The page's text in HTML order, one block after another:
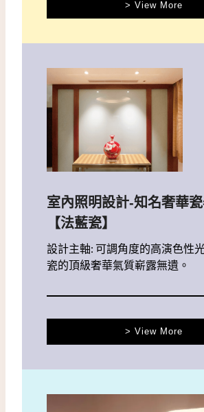
> View More
室內照明設計-知名奢華
【法藍瓷】
設計主軸: 可調角度的高演色性
瓷的頂級奢華氣質嶄露無遺。
> View More